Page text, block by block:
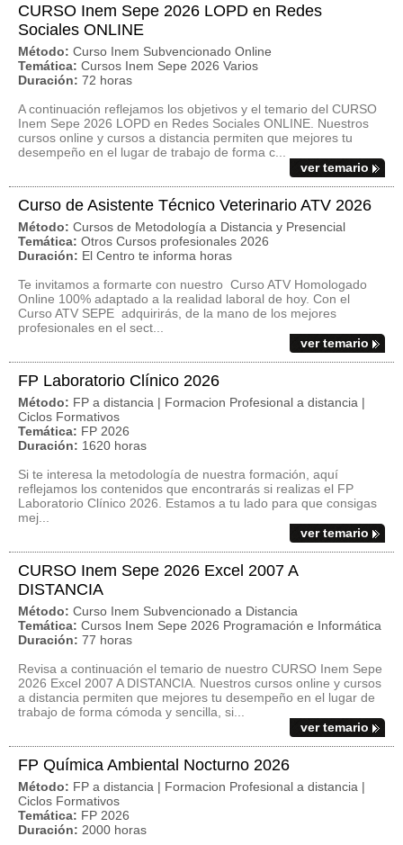
CURSO Inem Sepe 2026 LOPD en Redes
Sociales ONLINE
Método: Curso Inem Subvencionado Online
Temática: Cursos Inem Sepe 2026 Varios
Duración: 72 horas
A continuación reflejamos los objetivos y el temario del CURSO
Inem Sepe 2026 LOPD en Redes Sociales ONLINE. Nuestros
cursos online y cursos a distancia permiten que mejores tu
desempeño en el lugar de trabajo de forma c...
ver temario
Curso de Asistente Técnico Veterinario ATV 2026
Método: Cursos de Metodología a Distancia y Presencial
Temática: Otros Cursos profesionales 2026
Duración: El Centro te informa horas
Te invitamos a formarte con nuestro Curso ATV Homologado
Online 100% adaptado a la realidad laboral de hoy. Con el
Curso ATV SEPE adquirirás, de la mano de los mejores
profesionales en el sect...
ver temario
FP Laboratorio Clínico 2026
Método: FP a distancia | Formacion Profesional a distancia |
Ciclos Formativos
Temática: FP 2026
Duración: 1620 horas
Si te interesa la metodología de nuestra formación, aquí
reflejamos los contenidos que encontrarás si realizas el FP
Laboratorio Clínico 2026. Estamos a tu lado para que consigas
mej...
ver temario
CURSO Inem Sepe 2026 Excel 2007 A
DISTANCIA
Método: Curso Inem Subvencionado a Distancia
Temática: Cursos Inem Sepe 2026 Programación e Informática
Duración: 77 horas
Revisa a continuación el temario de nuestro CURSO Inem Sepe
2026 Excel 2007 A DISTANCIA. Nuestros cursos online y cursos
a distancia permiten que mejores tu desempeño en el lugar de
trabajo de forma cómoda y sencilla, si...
ver temario
FP Química Ambiental Nocturno 2026
Método: FP a distancia | Formacion Profesional a distancia |
Ciclos Formativos
Temática: FP 2026
Duración: 2000 horas